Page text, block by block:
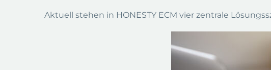
Aktuell stehen in HONESTY ECM vier zentrale